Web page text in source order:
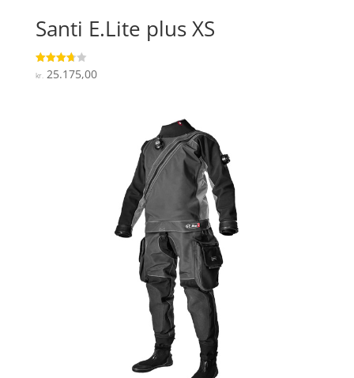
Santi E.Lite plus XS
Vurderet
3.7
kr. 25.175,00